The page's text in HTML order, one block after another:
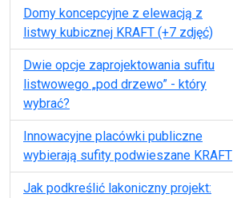
Domy koncepcyjne z elewacją z
listwy kubicznej KRAFT (+7 zdjęć)
Dwie opcje zaprojektowania sufitu
listwowego „pod drzewo” - który
wybrać?
Innowacyjne placówki publiczne
wybierają sufity podwieszane KRAFT
Jak podkreślić lakoniczny projekt: